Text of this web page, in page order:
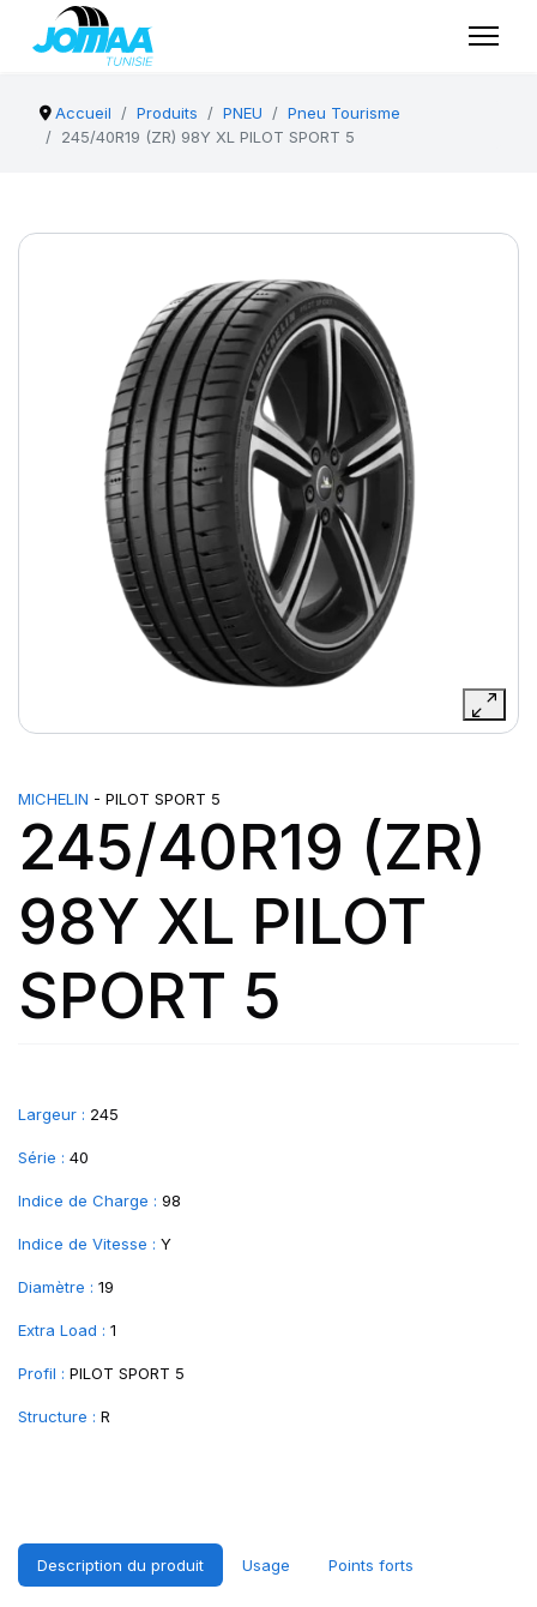
Accueil Produits PNEU
Pneu Tourisme
245/40R19 (ZR) 98Y XL PILOT SPORT 5
MICHELIN - PILOT SPORT 5
245/40R19 (ZR)
98Y XL PILOT
SPORT 5
Largeur : 245
Série : 40
Indice de Charge : 98
Indice de Vitesse : Y
Diamètre : 19
Extra Load : 1
Profil : PILOT SPORT 5
Structure : R
Description du produit Usage Points forts